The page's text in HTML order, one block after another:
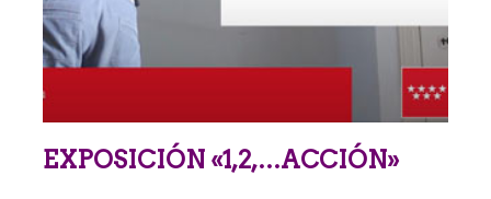
EXPOSICIÓN «1,2,…ACCIÓN»